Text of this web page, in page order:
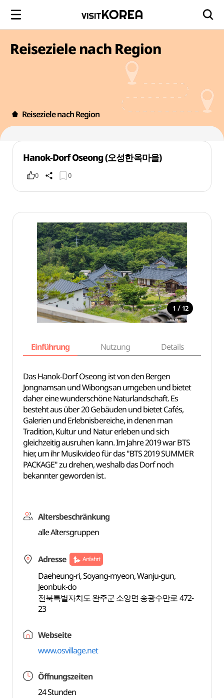
Reiseziele nach Region
Reiseziele nach Region
Hanok-Dorf Oseong (오성한옥마을)
0 0
1 / 12
Einführung Nutzung Details
Das Hanok-Dorf Oseong ist von den Bergen
Jongnamsan und Wibongsan umgeben und bietet
daher eine wunderschöne Naturlandschaft. Es
besteht aus über 20 Gebäuden und bietet Cafés,
Galerien und Erlebnisbereiche, in denen man
Tradition, Kultur und Natur erleben und sich
gleichzeitig ausruhen kann. Im Jahre 2019 war BTS
hier, um ihr Musikvideo für das "BTS 2019 SUMMER
PACKAGE" zu drehen, weshalb das Dorf noch
bekannter geworden ist.
Altersbeschränkung
alle Altersgruppen
Adresse Anfahrt
Daeheung-ri, Soyang-myeon, Wanju-gun,
Jeonbuk-do
전북특별자치도 완주군 소양면 송광수만로 472-
23
Webseite
www.osvillage.net
Öffnungszeiten
24 Stunden